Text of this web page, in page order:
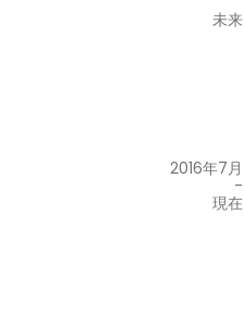
未来
2016年7月
-
現在